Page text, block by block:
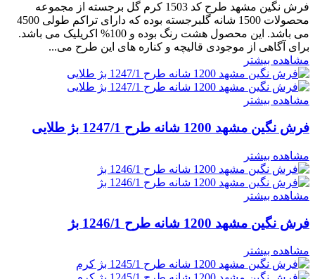
فرش نگین مشهد طرح کد 1503 کرم گل برجسته از مجموعه
محصولات 1500 شانه گلبرجسته بوده که دارای تراکم طولی 4500
می باشد. این محصول هشت رنگ بوده و 100% اکریلیک می باشد.
برای آگاهی از موجودی قالیچه و کناره های این طرح می...
مشاهده بیشتر
مشاهده بیشتر
فرش نگین مشهد 1200 شانه طرح 1247/1 بژ طلایی
مشاهده بیشتر
مشاهده بیشتر
فرش نگین مشهد 1200 شانه طرح 1246/1 بژ
مشاهده بیشتر